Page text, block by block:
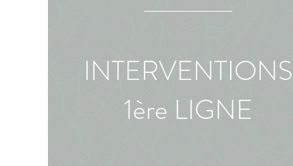
INTERVENTIONS
1ère LIGNE